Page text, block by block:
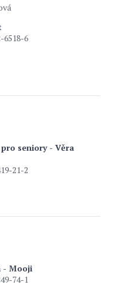
6518-6
seniory - Věra
21-2
- Mooji
74-1